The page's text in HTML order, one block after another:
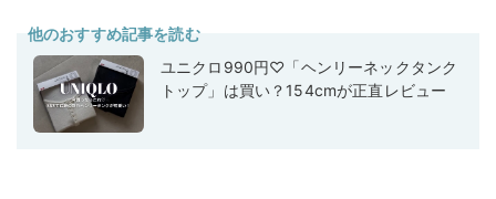
他のおすすめ記事を読む
ユニクロ990円♡「ヘンリーネックタンク
トップ」は買い？154cmが正直レビュー